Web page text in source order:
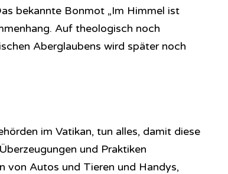
bekannte Bonmot „Im Himmel ist
Auf theologisch noch
Aberglaubens wird später noch
im Vatikan, tun alles, damit diese
und Praktiken
von Autos und Tieren und Handys,